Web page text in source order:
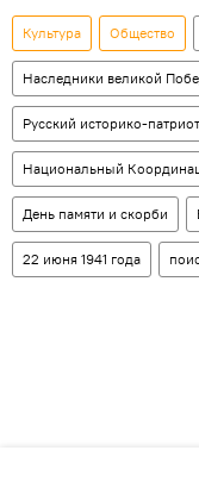
Культура Общество
Наследники великой
Русский историко-
Национальный
День памяти и скорби
22 июня 1941 года